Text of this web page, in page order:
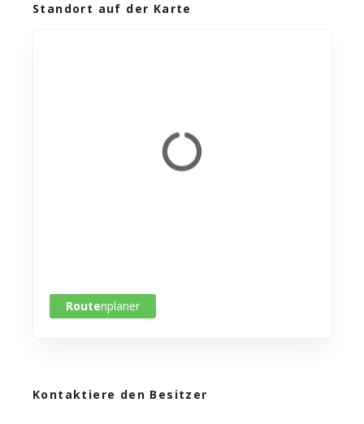
Standort auf der Karte
Routenplaner
Kontaktiere den Besitzer